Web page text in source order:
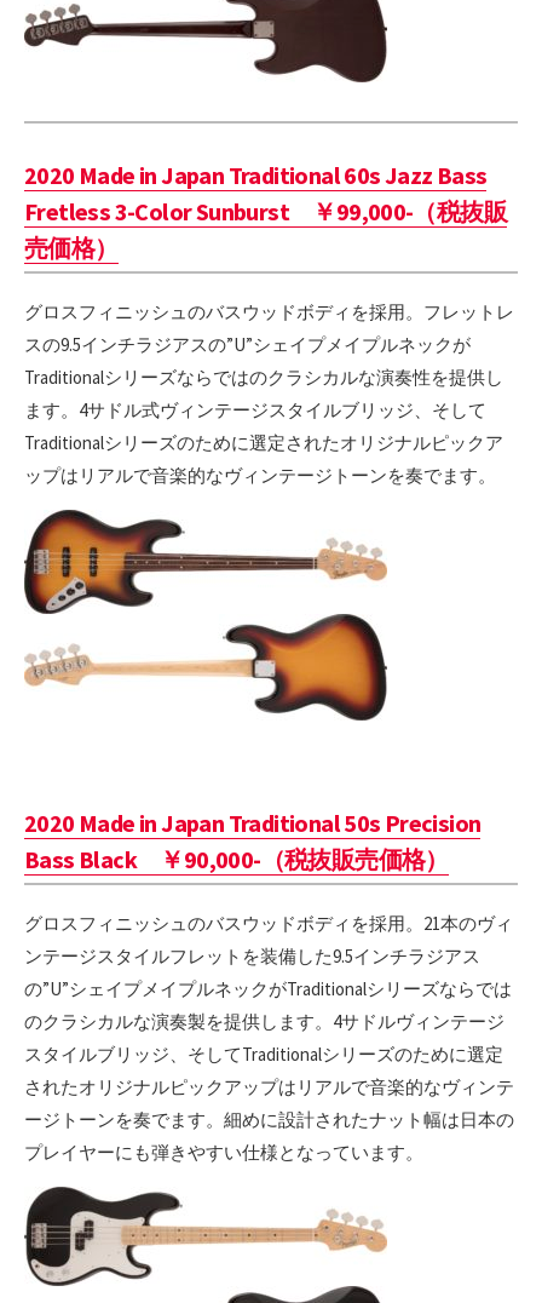
2020 Made in Japan Traditional 60s Jazz Bass
Fretless 3-Color Sunburst ￥99,000-（税抜販
売価格）
グロスフィニッシュのバスウッドボディを採用。フレットレ
スの9.5インチラジアスの”U”シェイプメイプルネックが
Traditionalシリーズならではのクラシカルな演奏性を提供し
ます。4サドル式ヴィンテージスタイルブリッジ、そして
Traditionalシリーズのために選定されたオリジナルピックア
ップはリアルで音楽的なヴィンテージトーンを奏でます。
2020 Made in Japan Traditional 50s Precision
Bass Black ￥90,000-（税抜販売価格）
グロスフィニッシュのバスウッドボディを採用。21本のヴィ
ンテージスタイルフレットを装備した9.5インチラジアス
の”U”シェイプメイプルネックがTraditionalシリーズならでは
のクラシカルな演奏製を提供します。4サドルヴィンテージ
スタイルブリッジ、そしてTraditionalシリーズのために選定
されたオリジナルピックアップはリアルで音楽的なヴィンテ
ージトーンを奏でます。細めに設計されたナット幅は日本の
プレイヤーにも弾きやすい仕様となっています。